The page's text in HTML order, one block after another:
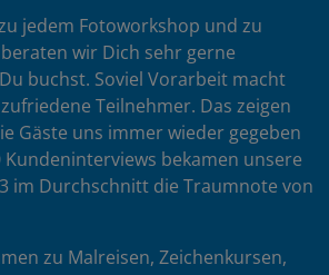
jedem Fotoworkshop und zu
wir Dich sehr gerne
buchst. Soviel Vorarbeit macht
Teilnehmer. Das zeigen
Gäste uns immer wieder gegeben
Kundeninterviews bekamen unsere
im Durchschnitt die Traumnote von
zu Malreisen, Zeichenkursen,